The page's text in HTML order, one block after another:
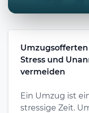
Stress und
vermeiden
Ein Umzug ist
stressige Zeit.